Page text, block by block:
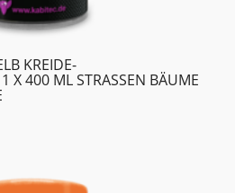
KREIDE-
X 400 ML STRASSEN BÄUME F